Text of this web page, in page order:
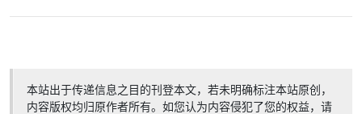
本站出于传递信息之目的刊登本文，若未明确标注本站原创，
内容版权均归原作者所有。如您认为内容侵犯了您的权益，请